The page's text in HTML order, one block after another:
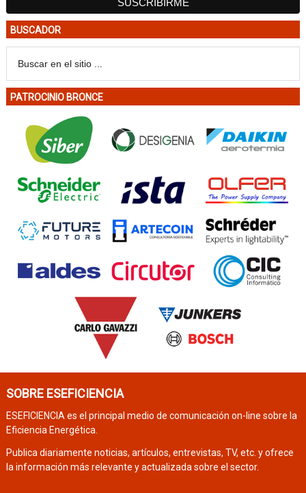
BUSCADOR
PATROCINIO BRONCE
SOBRE ESEFICIENCIA
ESEFICIENCIA es el principal medio de comunicación on-line sobre la
Eficiencia Energética.
Publica diariamente noticias, artículos, entrevistas, TV, etc. y ofrece
la información más relevante y actualizada sobre el sector.